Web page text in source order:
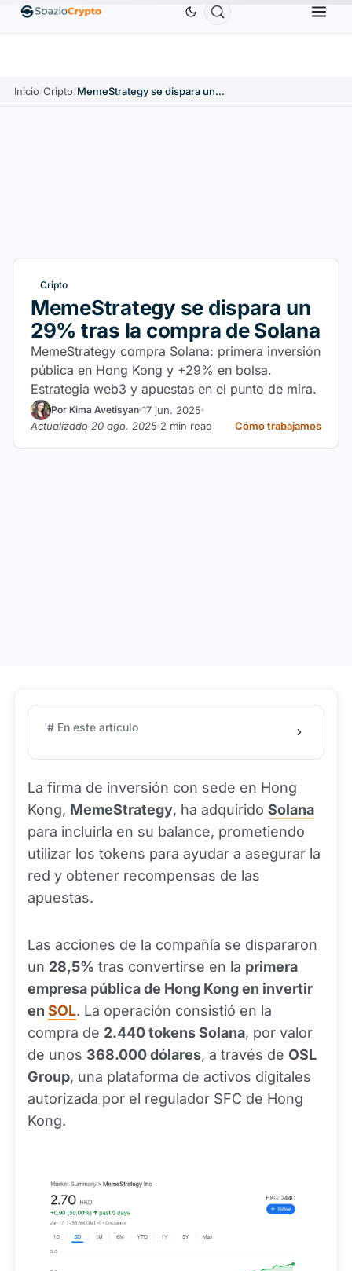
EthereumETH1880,58 US$ TetherUSDT ↑0.00%
Inicio/Cripto/ MemeStrategy se dispara un 29% tras la compra de Solana
Cripto
MemeStrategy se dispara un
29% tras la compra de Solana
MemeStrategy compra Solana: primera inversión
pública en Hong Kong y +29% en bolsa.
Estrategia web3 y apuestas en el punto de mira.
Por Kima Avetisyan 17 jun. 2025
Actualizado 20 ago. 2025 2 min read Cómo trabajamos
# En este artículo
La firma de inversión con sede en Hong
Kong, MemeStrategy, ha adquirido Solana
para incluirla en su balance, prometiendo
utilizar los tokens para ayudar a asegurar la
red y obtener recompensas de las
apuestas.
Las acciones de la compañía se dispararon
un 28,5% tras convertirse en la primera
empresa pública de Hong Kong en invertir
en SOL. La operación consistió en la
compra de 2.440 tokens Solana, por valor
de unos 368.000 dólares, a través de OSL
Group, una plataforma de activos digitales
autorizada por el regulador SFC de Hong
Kong.